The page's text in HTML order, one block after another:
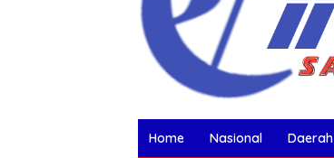
Home Nasional Daerah